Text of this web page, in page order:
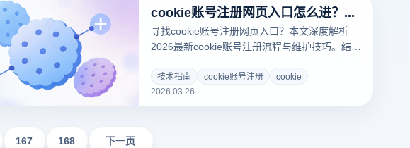
cookie账号注册网页入口怎么进？详解cookie账号注册流程方案
寻找cookie账号注册网页入口？本文深度解析
2026最新cookie账号注册流程与维护技巧。结合
技，教您如何零风险实现多账号矩阵运营，彻底
告别关联封号，点击获取专业出海提效方案！
技术指南 cookie账号注册
cookie
2026.03.26
167 168 下一页